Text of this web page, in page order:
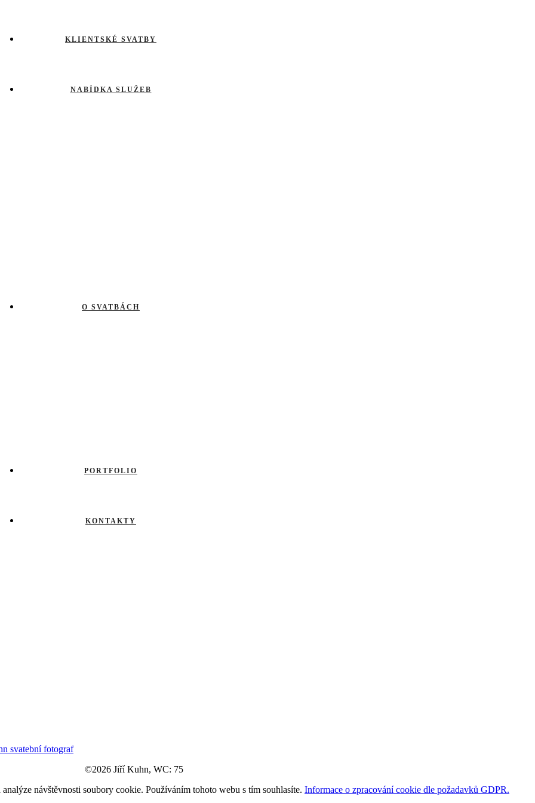
KLIENTSKÉ SVATBY
NABÍDKA SLUŽEB
O SVATBÁCH
PORTFOLIO
KONTAKTY
©2026 Jiří Kuhn, WC: 75
návštěvnosti soubory cookie. Používáním tohoto webu s tím souhlasíte. Informace o zpracování cookie dle požadavků GDPR.